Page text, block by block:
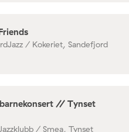
/ Kokeriet, Sandefjord
// Tynset
/ Smea, Tynset